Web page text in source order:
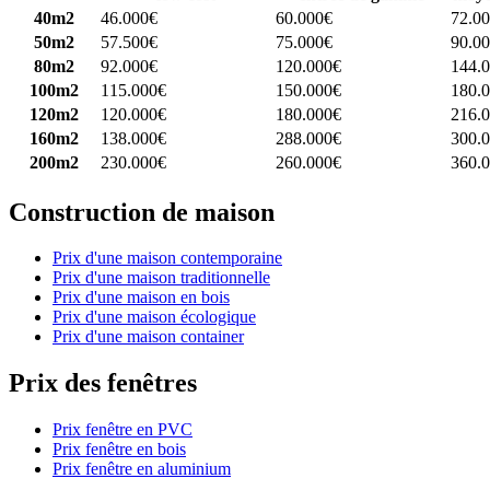
40m2
46.000€ 60.000€
50m2
57.500€ 75.000€
80m2
92.000€ 120.000€
100m2
115.000€ 150.000€
120m2
120.000€ 180.000€
160m2
138.000€ 288.000€
200m2
230.000€ 260.000€
Construction de maison
Prix d'une maison contemporaine
Prix d'une maison traditionnelle
Prix d'une maison en bois
Prix d'une maison écologique
Prix d'une maison container
Prix des fenêtres
Prix fenêtre en PVC
Prix fenêtre en bois
Prix fenêtre en aluminium